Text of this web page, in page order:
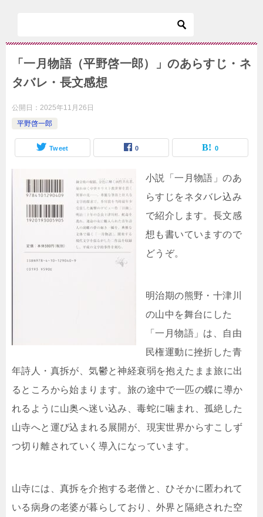
「一月物語（平野啓一郎）」のあらすじ・ネ
タバレ・長文感想
公開日： 2025年11月26日
平野啓一郎
Tweet 0 0
小説「一月物語」のあ
らすじをネタバレ込み
で紹介します。長文感
想も書いていますので
どうぞ。
明治期の熊野・十津川
の山中を舞台にした
「一月物語」は、自由
民権運動に挫折した青
年詩人・真拆が、気鬱と神経衰弱を抱えたまま旅に出
るところから始まります。旅の途中で一匹の蝶に導か
れるように山奥へ迷い込み、毒蛇に噛まれ、孤絶した
山寺へと運び込まれる展開が、現実世界からすこしず
つ切り離されていく導入になっています。
山寺には、真拆を介抱する老僧と、ひそかに匿われて
いる病身の老婆が暮らしており、外界と隔絶された空